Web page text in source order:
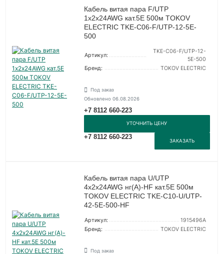
Кабель витая пара F/UTP
1х2х24AWG кат.5E 500м TOKOV
ELECTRIC TKE-C06-F/UTP-12-5E-
500
Артикул:
TKE-C06-F/UTP-12-
5E-500
Бренд:
TOKOV ELECTRIC
Под заказ
Обновлено 06.08.2026
+7 8112 660-223
УТОЧНИТЬ ЦЕНУ
+7 8112 660-223
ЗАКАЗАТЬ
Кабель витая пара U/UTP
4х2х24AWG нг(А)-HF кат.5E 500м
TOKOV ELECTRIC TKE-C10-U/UTP-
42-5E-500-HF
Артикул:
1915496А
Бренд:
TOKOV ELECTRIC
Под заказ